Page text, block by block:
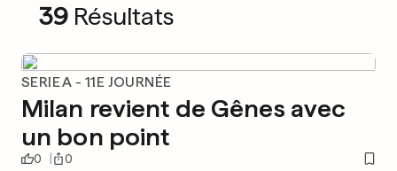
39 Résultats
SERIE A - 11E JOURNÉE
Milan revient de Gênes avec
un bon point
0 0